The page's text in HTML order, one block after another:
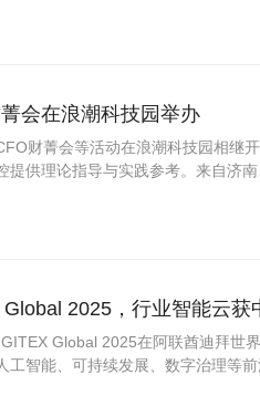
会在浪潮科技园举办
财菁会等活动在浪潮科技园相继
提供理论指导与实践参考。来自济
2025，行业智能云获
Global 2025在阿联酋迪拜世
工智能、可持续发展、数字治理等